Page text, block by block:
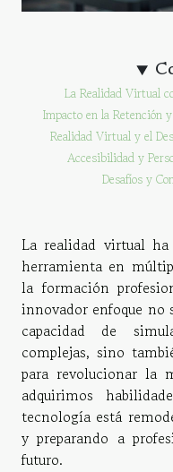
La Realidad Virtual
Impacto en la Retención
Realidad Virtual y el
Accesibilidad y
Desafíos y
La realidad virtual
herramienta en
la formación
innovador enfoque no
capacidad de
complejas, sino
para revolucionar la
adquirimos
tecnología está
y preparando a
futuro.